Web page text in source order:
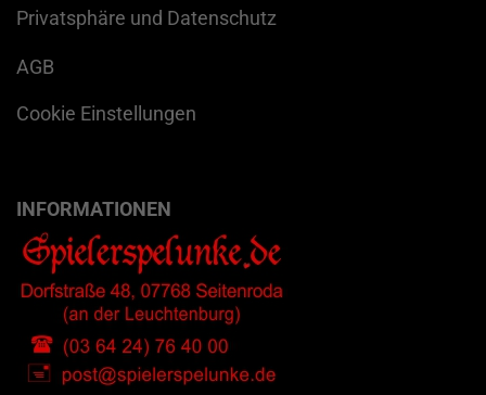
Privatsphäre und Datenschutz
AGB
Cookie Einstellungen
INFORMATIONEN